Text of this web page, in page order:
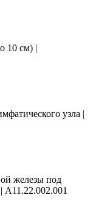
10 см) |
узла |
железы под
A11.22.002.001